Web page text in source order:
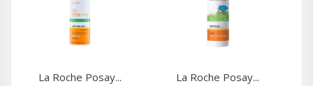
La Roche Posay... La Roche Posay...